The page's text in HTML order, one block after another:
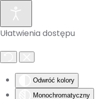
Ułatwienia dostępu
Odwróć kolory
Monochromatyczny
Skip to main content